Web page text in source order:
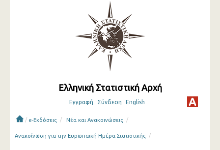
Ελληνική Στατιστική Αρχή
Εγγραφή Σύνδεση English
/ e-Εκδόσεις / Νέα και Ανακοινώσεις /
Ανακοίνωση για την Ευρωπαϊκή Ημέρα Στατιστικής /